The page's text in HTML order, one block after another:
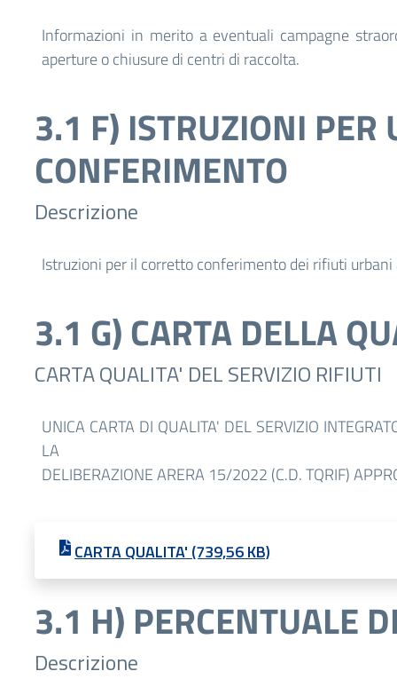
Informazioni in merito a eventuali campagne
aperture o chiusure di centri di raccolta.
3.1 F) ISTRUZIONI PER
CONFERIMENTO
Descrizione
Istruzioni per il corretto conferimento dei rifiuti
3.1 G) CARTA DELLA
CARTA QUALITA' DEL SERVIZIO RIFIUTI
UNICA CARTA DI QUALITA' DEL SERVIZIO
LA
DELIBERAZIONE ARERA 15/2022 (C.D. TQRIF)
CARTA QUALITA' (739,56 KB)
3.1 H) PERCENTUALE
Descrizione